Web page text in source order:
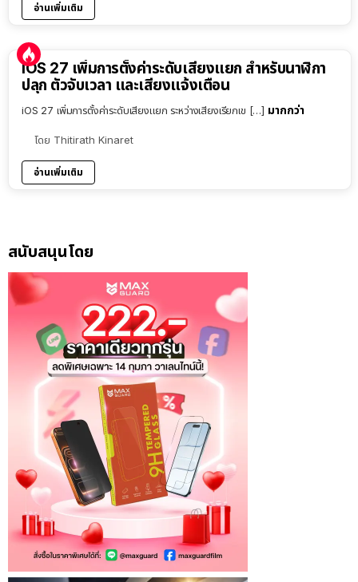
อ่านเพิ่มเติม
iOS 27 เพิ่มการตั้งค่าระดับเสียงแยก สำหรับนาฬิกา
ปลุก ตัวจับเวลา และเสียงแจ้งเตือน
iOS 27 เพิ่มการตั้งค่าระดับเสียงแยก ระหว่างเสียงเรียกเข […] มากกว่า
โดย Thitirath Kinaret
อ่านเพิ่มเติม
สนับสนุนโดย